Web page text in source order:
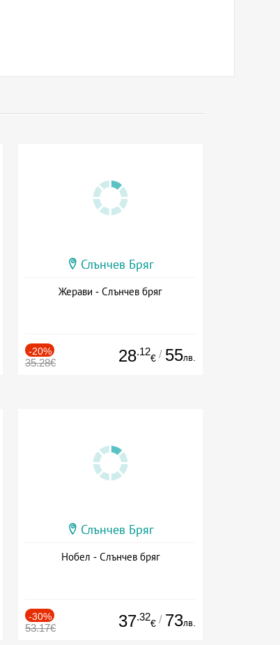
Слънчев Бряг
Жерави - Слънчев бряг
-20%
35.28€ 28.12
€ / 55лв.
Слънчев Бряг
Нобел - Слънчев бряг
-30%
53.17€ 37.32
€ / 73лв.